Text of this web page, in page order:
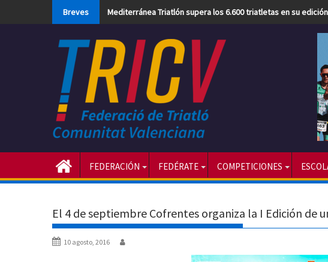
Breves Mediterránea Triatlón supera los 6.600 triatletas en su edición
FEDERACIÓN FEDÉRATE COMPETICIONES
El 4 de septiembre Cofrentes organiza la I Edición de
10 agosto, 2016